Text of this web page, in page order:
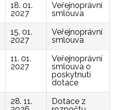
18. 01.
2027
Veřejnoprávní
smlouva
15. 01.
2027
Veřejnoprávní
smlouva
11. 01.
2027
Veřejnoprávní
smlouva o
poskytnutí
dotace
28. 11.
Dotace z